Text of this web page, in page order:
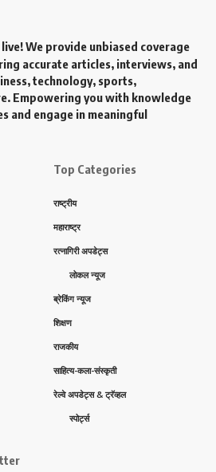
We provide unbiased coverage
accurate articles, interviews, and
technology, sports,
Empowering you with knowledge
and engage in meaningful
Top Categories
राष्ट्रीय
महाराष्ट्र
रत्नागिरी अपडेट्स
लोकल न्यूज
ब्रेकिंग न्यूज
शिक्षण
राजकीय
साहित्य-कला-संस्कृती
रेल्वे अपडेट्स & ट्रॅव्हल
स्पोर्ट्स